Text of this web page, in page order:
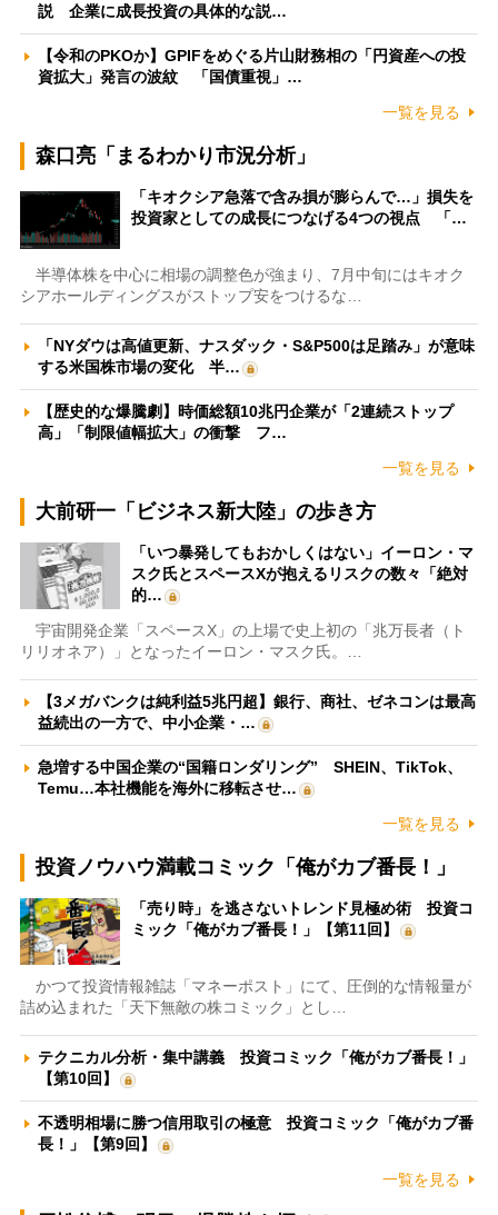
説 企業に成長投資の具体的な説…
【令和のPKOか】GPIFをめぐる片山財務相の「円資産への投
資拡大」発言の波紋 「国債重視」…
一覧を見る
森口亮「まるわかり市況分析」
「キオクシア急落で含み損が膨らんで…」損失を
投資家としての成長につなげる4つの視点 「…
半導体株を中心に相場の調整色が強まり、7月中旬にはキオク
シアホールディングスがストップ安をつけるな…
「NYダウは高値更新、ナスダック・S&P500は足踏み」が意味
する米国株市場の変化 半…
【歴史的な爆騰劇】時価総額10兆円企業が「2連続ストップ
高」「制限値幅拡大」の衝撃 フ…
一覧を見る
大前研一「ビジネス新大陸」の歩き方
「いつ暴発してもおかしくはない」イーロン・マ
スク氏とスペースXが抱えるリスクの数々「絶対
的…
宇宙開発企業「スペースX」の上場で史上初の「兆万長者（ト
リリオネア）」となったイーロン・マスク氏。…
【3メガバンクは純利益5兆円超】銀行、商社、ゼネコンは最高
益続出の一方で、中小企業・…
急増する中国企業の“国籍ロンダリング” SHEIN、TikTok、
Temu…本社機能を海外に移転させ…
一覧を見る
投資ノウハウ満載コミック「俺がカブ番長！」
「売り時」を逃さないトレンド見極め術 投資コ
ミック「俺がカブ番長！」【第11回】
かつて投資情報雑誌「マネーポスト」にて、圧倒的な情報量が
詰め込まれた「天下無敵の株コミック」とし…
テクニカル分析・集中講義 投資コミック「俺がカブ番長！」
【第10回】
不透明相場に勝つ信用取引の極意 投資コミック「俺がカブ番
長！」【第9回】
一覧を見る